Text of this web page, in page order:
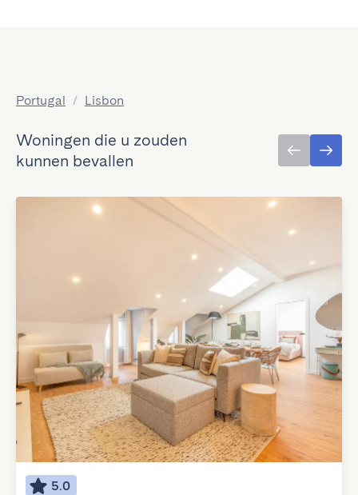
Portugal / Lisbon
Woningen die u zouden
kunnen bevallen
5.0